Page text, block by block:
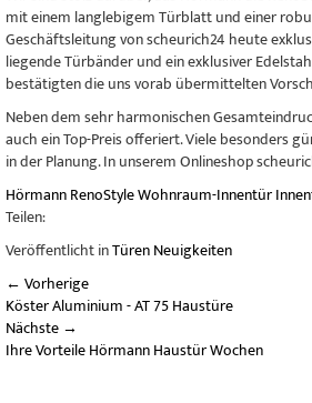
mit einem langlebigem Türblatt und einer
Geschäftsleitung von scheurich24 heute
liegende Türbänder und ein exklusiver
bestätigten die uns vorab übermittelten
Neben dem sehr harmonischen
auch ein Top-Preis offeriert. Viele besonders
in der Planung. In unserem Onlineshop
HörmannRenoStyleWohnraum-Innentür
Teilen:
Veröffentlicht inTüren Neuigkeiten
← Vorherige
Köster Aluminium - AT 75 Haustüre
Nächste →
Ihre Vorteile Hörmann Haustür Wochen